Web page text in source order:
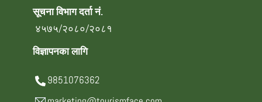
सूचना विभाग दर्ता नं.
४५७५/२०८०/२०८१
विज्ञापनका लागि
9851076362